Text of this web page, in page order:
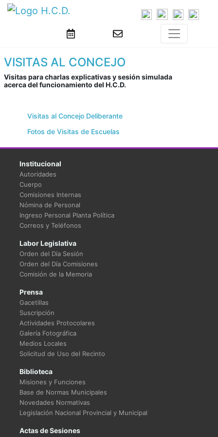
VISITAS AL CONCEJO
Visitas para charlas explicativas y sesión simulada
acerca del funcionamiento del H.C.D.
Visitas al Concejo Deliberante
Fotos de Visitas de Escuelas
Institucional
Autoridades
Cuerpo
Comisiones Internas
Nómina de Personal
Ingreso Personal Planta Política
Correos y Teléfonos
Labor Legislativa
Orden del Día Sesión
Orden del Día Comisiones
Comisión de la Memoria
Prensa
Gacetillas
Suscripción
Actividades Protocolares
Galería Fotográfica
Medios Locales
Solicitud de Uso del Recinto
Biblioteca
Misiones y Funciones
Base de Normas Municipales
Novedades Normativas
Legislación Nacional Provincial y Municipal
Actas de Sesiones